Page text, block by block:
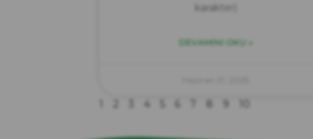
karakter)
DEVAMINI OKU »
4